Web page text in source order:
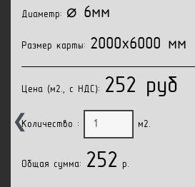
❮
Диаметр: ⌀ 6мм
Размер карты: 2000x6000 мм
Цена (м2., с НДС): 252 руб
Количество : м2.
Общая сумма: 252 p.